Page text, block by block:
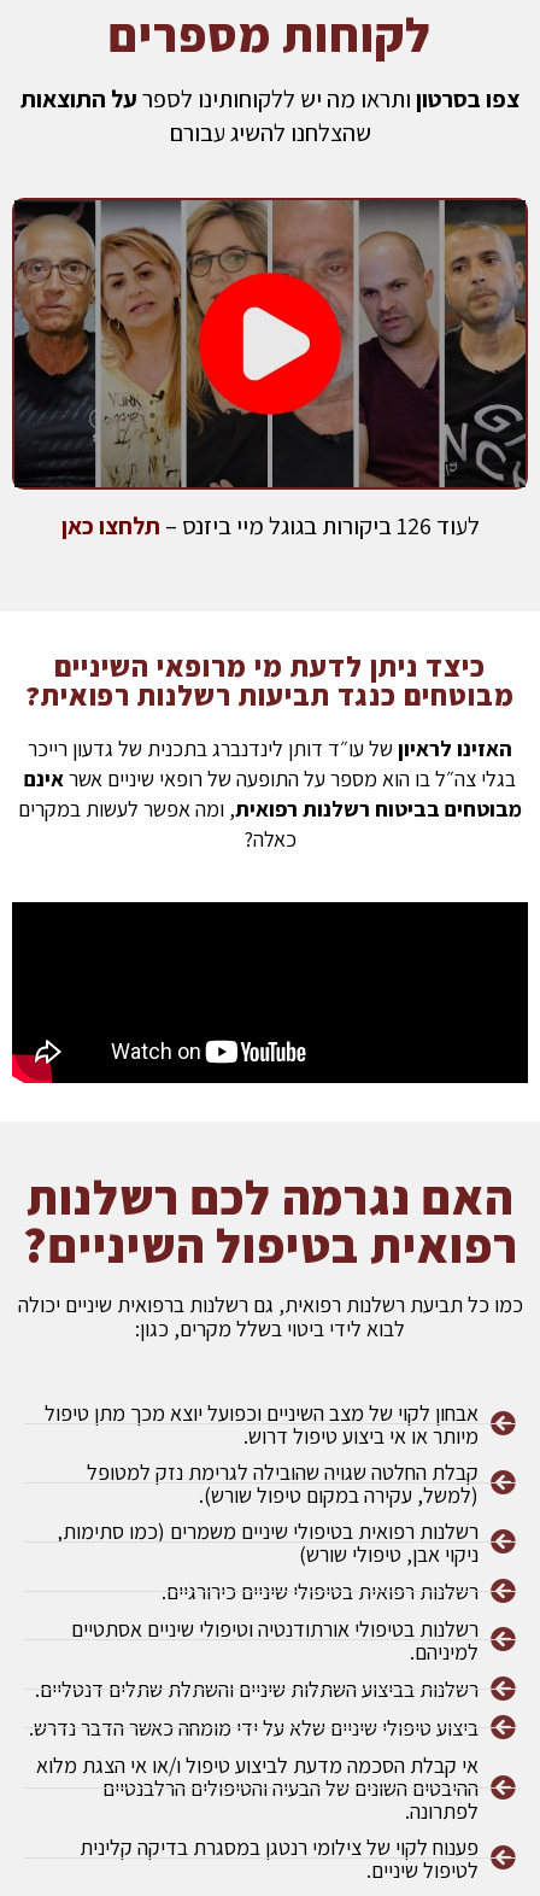
לקוחות מספרים
צפו בסרטוןותראו מה יש ללקוחותינו לספרעל התוצאות
שהצלחנו להשיג עבורם
לעוד 126 ביקורות בגוגל מיי ביזנס – תלחצו כאן
כיצד ניתן לדעת מי מרופאי השיניים
מבוטחים כנגד תביעות רשלנות רפואית?
האזינו לראיוןשל עו״ד דותן לינדנברג בתכנית של גדעון רייכר
בגלי צה״ל בו הוא מספר על התופעה של רופאי שיניים אשראינם
מבוטחים בביטוח רשלנות רפואית, ומה אפשר לעשות במקרים
כאלה?
האם נגרמה לכם רשלנות
רפואית בטיפול השיניים?
כמו כל תביעת רשלנות רפואית, גם רשלנות ברפואית שיניים יכולה
לבוא לידי ביטוי בשלל מקרים, כגון:
אבחון לקוי של מצב השיניים וכפועל יוצא מכך מתן טיפול
מיותר או אי ביצוע טיפול דרוש.
קבלת החלטה שגויה שהובילה לגרימת נזק למטופל
(למשל, עקירה במקום טיפול שורש).
רשלנות רפואית בטיפולי שיניים משמרים (כמו סתימות,
ניקוי אבן, טיפולי שורש)
רשלנות רפואית בטיפולי שיניים כירורגיים.
רשלנות בטיפולי אורתודנטיה וטיפולי שיניים אסתטיים
למיניהם.
רשלנות בביצוע השתלות שיניים והשתלת שתלים דנטליים.
ביצוע טיפולי שיניים שלא על ידי מומחה כאשר הדבר נדרש.
אי קבלת הסכמה מדעת לביצוע טיפול ו/או אי הצגת מלוא
ההיבטים השונים של הבעיה והטיפולים הרלבנטיים
לפתרונה.
פענוח לקוי של צילומי רנטגן במסגרת בדיקה קלינית
לטיפול שיניים.